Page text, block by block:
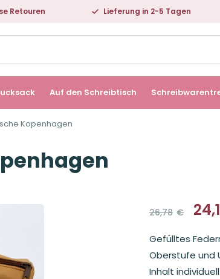
Retouren Lieferung in 2-5 Tagen
Auf den Schreibtisch
Kopenhagen
26,78 €
Preis
war:
26,78€
Aktueller
Preis
ist:
24,15€.
Gefülltes
Oberstufe und
Inhalt